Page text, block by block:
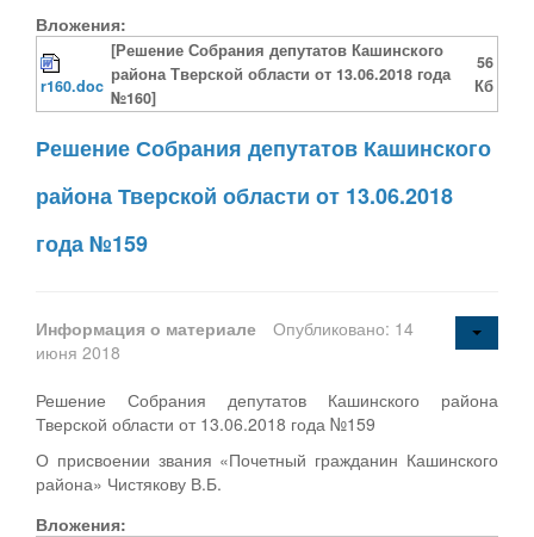
Вложения:
r160.doc
[Решение Собрания депутатов Кашинского
района Тверской области от 13.06.2018 года
№160]
56
Кб
Решение Собрания депутатов Кашинского
района Тверской области от 13.06.2018
года №159
Информация о материале
Опубликовано: 14
июня 2018
Решение Собрания депутатов Кашинского района
Тверской области от 13.06.2018 года №159
О присвоении звания «Почетный гражданин Кашинского
района» Чистякову В.Б.
Вложения: